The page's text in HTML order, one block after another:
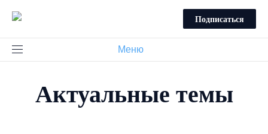
Подписаться
Меню
Актуальные темы